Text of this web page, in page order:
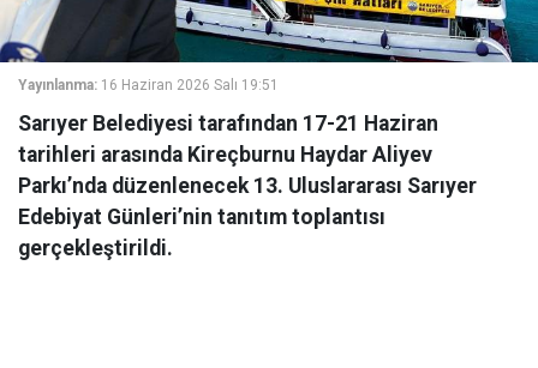
Yayınlanma: 16 Haziran 2026 Salı 19:51
Sarıyer Belediyesi tarafından 17-21 Haziran
tarihleri arasında Kireçburnu Haydar Aliyev
Parkı’nda düzenlenecek 13. Uluslararası Sarıyer
Edebiyat Günleri’nin tanıtım toplantısı
gerçekleştirildi.